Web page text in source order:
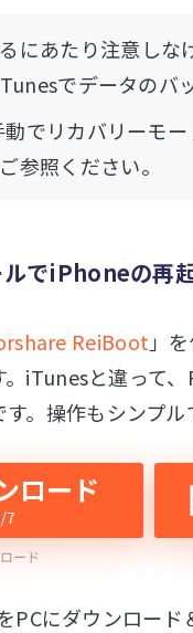
にあたり注意し
でデータのバ
でリカバリーモ
参照ください。
でiPhoneの再
ReiBoot 」
。iTunesと違って
。操作もシンプル
PCにダウンロー